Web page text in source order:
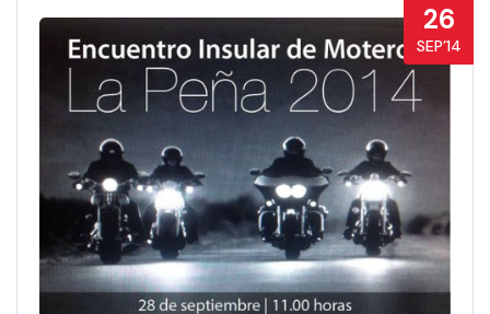
26
SEP’14